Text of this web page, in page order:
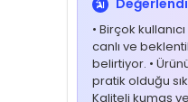
• Birçok
canlı ve
belirtiyor. •
pratik olduğu
Kaliteli kumaş